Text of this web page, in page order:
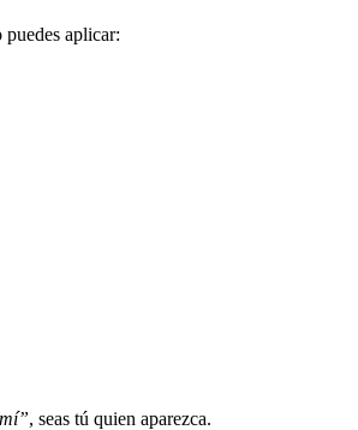
aplicar:
, seas tú quien aparezca.